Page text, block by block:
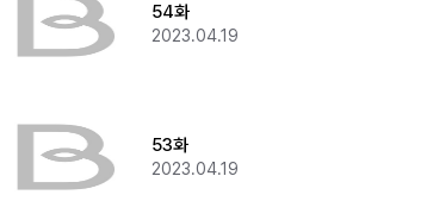
54화
2023.04.19
53화
2023.04.19